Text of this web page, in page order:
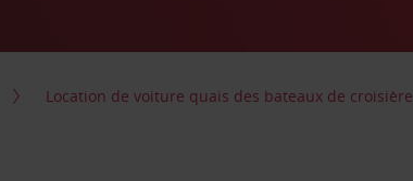
Location de voiture quais des bateaux de croisière